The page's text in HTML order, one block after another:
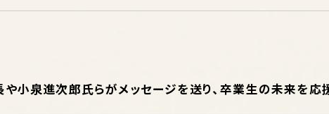
小泉進次郎氏らがメッセージを送り、卒業生の未来を応